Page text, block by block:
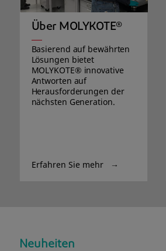
Über MOLYKOTE®
Basierend auf bewährten
Lösungen bietet
MOLYKOTE® innovative
Antworten auf
Herausforderungen der
nächsten Generation.
Erfahren Sie mehr
Neuheiten